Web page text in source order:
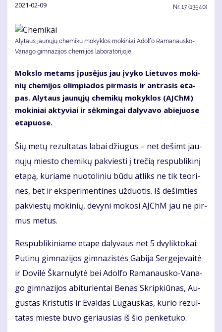
2021-02-09 Nr. 17 (13540)
Alytaus jaunųjų chemikų mokyklos mokiniai Adolfo Ramanausko-
Vanago gimnazijos chemijos laboratorijoje.
Moks­lo me­tams įpu­sė­jus jau įvy­ko Lie­tu­vos mo­ki­
nių che­mi­jos olim­pia­dos pir­ma­sis ir ant­ra­sis eta­
pas. Aly­taus jau­nų­jų che­mi­kų mo­kyk­los (AJChM)
mo­ki­niai ak­ty­viai ir sėk­min­gai da­ly­va­vo abie­juo­se
eta­puo­se.
Šių me­tų re­zul­ta­tas la­bai džiu­gus – net de­šimt jau­
nų­jų mies­to che­mi­kų pa­kvies­ti į tre­čią res­pub­li­ki­nį
eta­pą, ku­ria­me nuo­to­li­niu bū­du at­liks ne tik te­ori­
nes, bet ir eks­pe­ri­men­ti­nes už­duo­tis. Iš de­šim­ties
pa­kvies­tų mo­ki­nių, de­vy­ni mo­ko­si AJChM jau ne pir­
mus me­tus.
Res­pub­li­ki­nia­me eta­pe da­ly­vaus net 5 dvy­lik­to­kai:
Pu­ti­nų gim­na­zi­jos gim­na­zis­tės Ga­bi­ja Ser­ge­je­vai­tė
ir Do­vi­lė Škar­nu­ly­tė bei Adol­fo Ra­ma­naus­ko-Va­na­
go gim­na­zi­jos abi­tu­rien­tai Be­nas Skrip­kiū­nas, Au­
gus­tas Kris­tu­tis ir Eval­das Lu­gaus­kas, ku­rio re­zul­
ta­tas mies­te bu­vo ge­riau­sias iš šio pen­ke­tu­ko.